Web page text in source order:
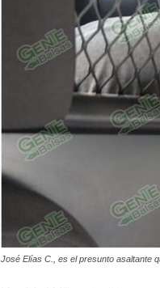
José Elías C., es el presunto asaltante